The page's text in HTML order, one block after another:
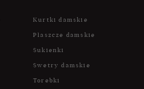
Kurtki damskie
Płaszcze damskie
Sukienki
Swetry damskie
Torebki